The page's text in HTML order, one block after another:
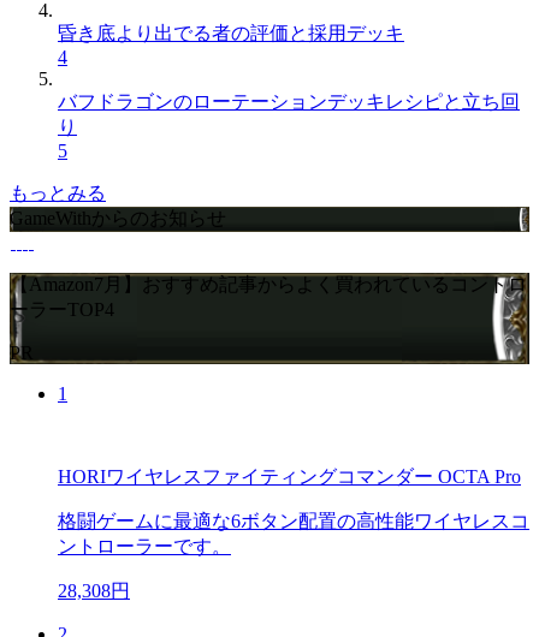
昏き底より出でる者の評価と採用デッキ
4
バフドラゴンのローテーションデッキレシピと立ち回
り
5
もっとみる
GameWithからのお知らせ
【Amazon7月】おすすめ記事からよく買われているコントロ
ーラーTOP4
PR
1
HORIワイヤレスファイティングコマンダー OCTA Pro
格闘ゲームに最適な6ボタン配置の高性能ワイヤレスコ
ントローラーです。
28,308円